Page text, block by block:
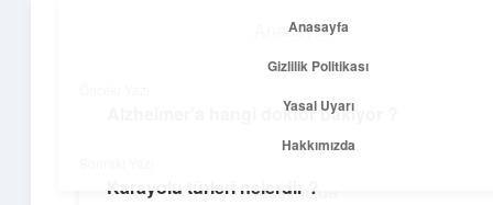
Anasayfa
Yasal Uyarı
Hakkımızda
Temiz Fikir Pınarı
Alzheimer’a hangi doktor bakıyor ?
Karayolu türleri nelerdir ?
Anasayfa
Gizlilik Politikası
Yasal Uyarı
Hakkımızda